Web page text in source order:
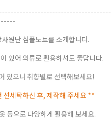
원단 심플도트를 소개합니다.
있어 의류로 활용하셔도 좋답니다.
있으니 취향별로 선택해보세요!
선세탁하신 후, 제작해 주세요 **
등으로 다양하게 활용해 보세요.